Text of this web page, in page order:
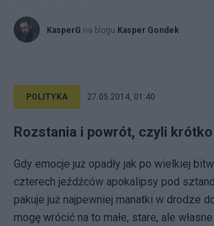
KasperG na blogu Kasper Gondek
POLITYKA 27.05.2014, 01:40
Rozstania i powrót, czyli
Gdy emocje już opadły jak po wielkiej
czterech jeźdźców apokalipsy pod
pakuje już najpewniej manatki w drodze
mogę wrócić na to małe, stare, ale